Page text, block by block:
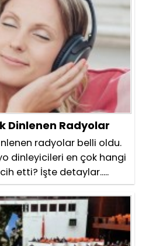
Dinlenen Radyolar
radyolar belli oldu.
dinleyicileri en çok hangi
etti? İşte detaylar.....